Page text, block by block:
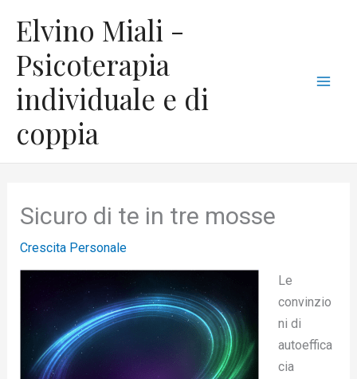
contenuto
Elvino Miali -
Psicoterapia
individuale e di
coppia
Sicuro di te in tre mosse
Crescita Personale
Le
convinzio
ni di
autoeffica
cia
a
t
e
g
o
r
e